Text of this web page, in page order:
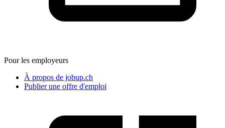
Pour les employeurs
À propos de jobup.ch
Publier une offre d'emploi